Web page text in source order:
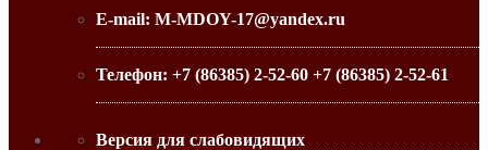
E-mail: M-MDOY-17@yandex.ru
Телефон: +7 (86385) 2-52-60 +7 (86385) 2-52-61
Версия для слабовидящих